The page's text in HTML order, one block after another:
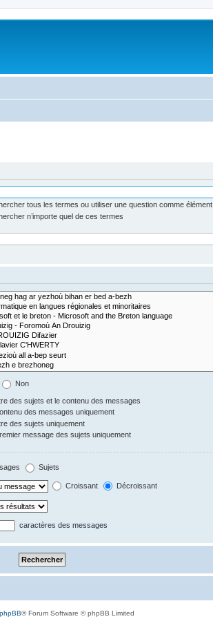
tous les termes ou utiliser une question comme élément
n’importe quel de ces termes
Non
des sujets et le contenu des messages
des messages uniquement
des sujets uniquement
message des sujets uniquement
Sujets
Croissant Décroissant
caractères des messages
phpBB® Forum Software © phpBB Limited